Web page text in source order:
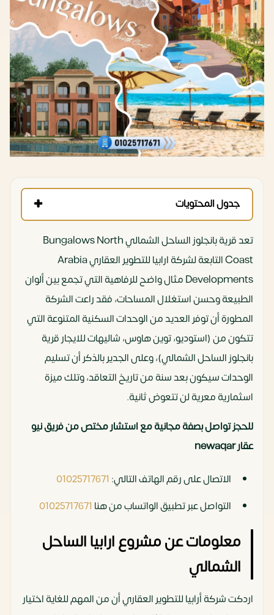
جدول المحتويات
تعد قرية بانجلوز الساحل الشمالي Bungalows North
Coast التابعة لشركة ارابيا للتطوير العقاري Arabia
Developments مثال واضح للرفاهية التي تجمع بين ألوان
الطبيعة وحسن استغلال المساحات، فقد راعت الشركة
المطورة أن توفر العديد من الوحدات السكنية المتنوعة التي
تتكون من (استوديو، توين هاوس، شاليهات للايجار قرية
بانجلوز الساحل الشمالي)، وعلى الجدير بالذكر أن تسليم
الوحدات سيكون بعد سنة من تاريخ التعاقد، وتلك ميزة
اسثمارية معرية لن تتعوض ثانية.
للحجز تواصل بصفة مجانية مع استشار مختص من فريق نيو
عقار newaqar
الاتصال على رقم الهاتف التالي: 01025717671
التواصل عبر تطبيق الواتساب من هنا 01025717671
معلومات عن مشروع ارابيا الساحل
الشمالي
اردكت شركة أرابيا للتطوير العقاري أن من المهم للغاية اختيار